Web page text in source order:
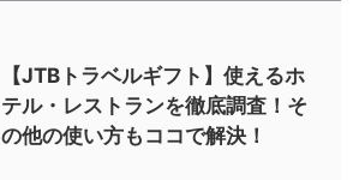
【JTBトラベルギフト】使えるホ
テル・レストランを徹底調査！そ
の他の使い方もココで解決！